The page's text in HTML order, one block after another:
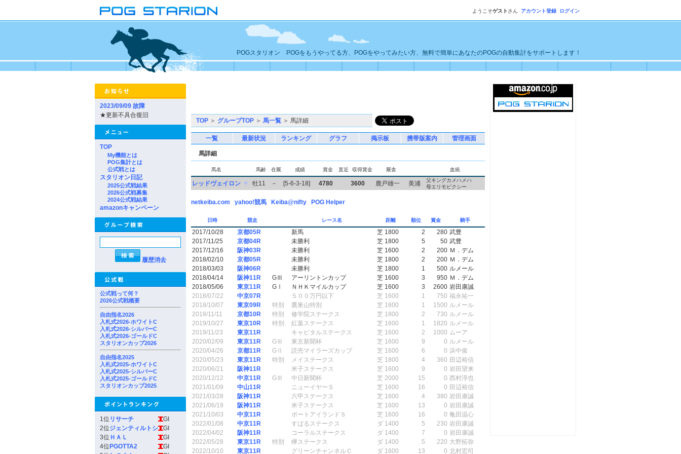
ようこそゲスト さん アカウント登録 ログイン
POGスタリオン POGをもうやってる方、POGをやってみたい方、無料で簡単にあなたのPOGの自動集計をサポートします！
2023/09/09 故障
★更新不具合復旧
TOP
My機能とは
POG集計とは
公式戦とは
スタリオン日記
2025公式戦結果
2026公式戦募集
2024公式戦結果
amazonキャンペーン
履歴消去
公式戦って何？
2026公式戦概要
自由指名2026
入札式2026-ホワイトC
入札式2026-シルバーC
入札式2026-ゴールドC
スタリオンカップ2026
自由指名2025
入札式2025-ホワイトC
入札式2025-シルバーC
入札式2025-ゴールドC
スタリオンカップ2025
1位 リサーチ
GI
2位ジェンティルトシ
GI
3位 ＨＡＬ
GI
4位 PGOTTA2
GI
TOP ＞ グループTOP ＞ 馬一覧 ＞ 馬詳細
一覧 最新状況 ランキング グラフ 掲示板 携帯版案内 管理画面
馬詳細
馬名 馬齢 在厩 成績 賞金 直近 収得賞金 厩舎 血統
レッドヴェイロン ▼ 牡11 － [5-6-3-18] 4780 3600 鹿戸雄一 美浦
父キングカメハメハ
母エリモピクシー
netkeiba.com yahoo!競馬 Keiba@nifty POG Helper
日時 競走 レース名 距離 順位 賞金 騎手
2017/10/28 京都05R 新馬 芝 1800 2 280 武豊
2017/11/25
京都04R 未勝利 芝 1800 5 50 武豊
2017/12/16
阪神03R 未勝利 芝 1600 2 200 Ｍ．デム
2018/02/10
京都05R 未勝利 芝 1800 2 200 Ｍ．デム
2018/03/03
阪神06R 未勝利 芝 1800 1 500 ルメール
2018/04/14
阪神11R GⅢ アーリントンカップ 芝 1600 3 950 Ｍ．デム
2018/05/06
東京11R GⅠ ＮＨＫマイルカップ 芝 1600 3 2600 岩田康誠
2018/07/22
中京07R ５００万円以下 芝 1600 1 750 福永祐一
2018/10/07
東京09R 特別 鷹巣山特別 芝 1600 1 1500 ルメール
2018/11/11
京都10R 特別 修学院ステークス 芝 1800 2 730 ルメール
2019/10/27
東京10R 特別 紅葉ステークス 芝 1600 1 1820 ルメール
2019/11/23
東京11R キャピタルステークス 芝 1600 2 1000 ムーア
2020/02/09
東京11R GⅢ 東京新聞杯 芝 1600 9 0 ルメール
2020/04/26
京都11R GⅡ 読売マイラーズカップ 芝 1600 6 0 浜中俊
2020/05/23
東京11R 特別 メイステークス 芝 1800 4 360 田辺裕信
2020/06/21
阪神11R 米子ステークス 芝 1600 9 0 岩田望来
2020/12/12
中京11R GⅢ 中日新聞杯 芝 2000 15 0 西村淳也
2021/01/09
中山11R ニューイヤーＳ 芝 1600 16 0 田辺裕信
2021/03/28
阪神11R 六甲ステークス 芝 1600 4 380 岩田康誠
2021/06/19
阪神11R 米子ステークス 芝 1600 13 0 岩田康誠
2021/10/03
中京11R ポートアイランドＳ 芝 1600 16 0 亀田温心
2022/01/08
中京11R すばるステークス ダ 1400 5 230 岩田康誠
2022/04/02
阪神11R コーラルステークス ダ 1400 7 0 岩田康誠
2022/05/28
東京11R 特別 欅ステークス ダ 1400 5 220 大野拓弥
2022/10/10
東京11R グリーンチャンネルＣ ダ 1600 13 0 北村宏司